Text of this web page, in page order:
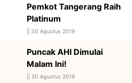
Pemkot Tangerang Raih
Platinum
30 Agustus 2019
Puncak AHI Dimulai
Malam Ini!
30 Agustus 2019